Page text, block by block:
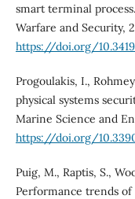
smart terminal
Warfare and Security,
https://doi.org/
Progoulakis, I.,
physical systems
Marine Science and
https://doi.org/
Puig, M., Raptis, S.,
Performance trends